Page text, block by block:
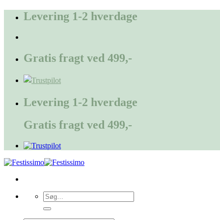
FortsætLevering 1-2 hverdage
Gratis fragt ved 499,-
Levering 1-2 hverdage
Gratis fragt ved 499,-
Søg
efter: